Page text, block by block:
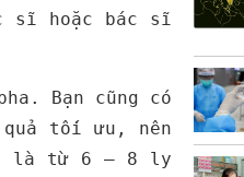
sĩ hoặc bác sĩ
Bạn cũng có
tối ưu, nên
là từ 6 – 8 ly